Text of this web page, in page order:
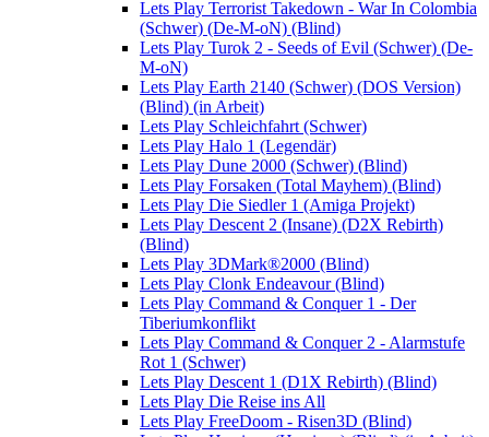
Lets Play Terrorist Takedown - War In Colombia
(Schwer) (De-M-oN) (Blind)
Lets Play Turok 2 - Seeds of Evil (Schwer) (De-
M-oN)
Lets Play Earth 2140 (Schwer) (DOS Version)
(Blind) (in Arbeit)
Lets Play Schleichfahrt (Schwer)
Lets Play Halo 1 (Legendär)
Lets Play Dune 2000 (Schwer) (Blind)
Lets Play Forsaken (Total Mayhem) (Blind)
Lets Play Die Siedler 1 (Amiga Projekt)
Lets Play Descent 2 (Insane) (D2X Rebirth)
(Blind)
Lets Play 3DMark®2000 (Blind)
Lets Play Clonk Endeavour (Blind)
Lets Play Command & Conquer 1 - Der
Tiberiumkonflikt
Lets Play Command & Conquer 2 - Alarmstufe
Rot 1 (Schwer)
Lets Play Descent 1 (D1X Rebirth) (Blind)
Lets Play Die Reise ins All
Lets Play FreeDoom - Risen3D (Blind)